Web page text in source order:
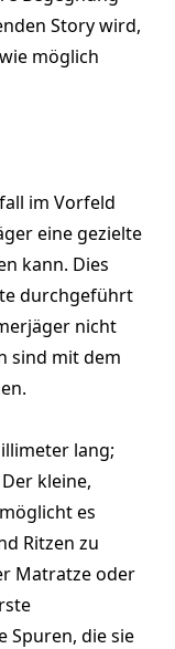
Story wird,
möglich
im Vorfeld
eine gezielte
kann. Dies
durchgeführt
nicht
sind mit dem
lang;
kleine,
es
Ritzen zu
Matratze oder
Spuren, die sie